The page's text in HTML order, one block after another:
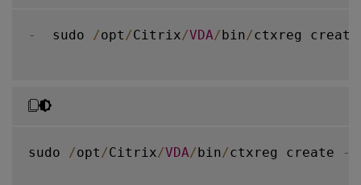
-
  sudo
/opt /Citrix/VDA/bin/ctxreg
sudo /opt /Citrix/VDA/bin/ctxreg create -